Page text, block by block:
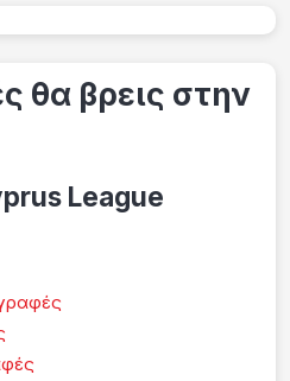
θα βρεις στην
League